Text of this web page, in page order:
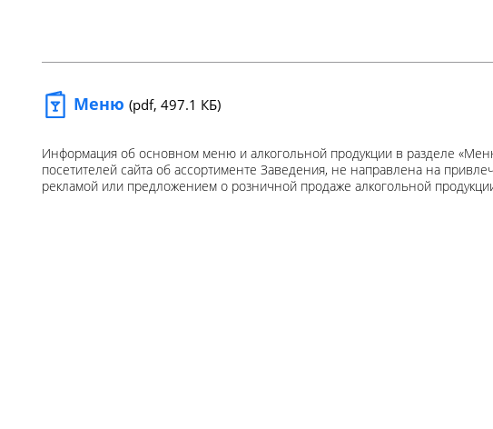
Меню (pdf, 497.1 КБ)
Информация об основном меню и алкогольной продукции в разделе
посетителей сайта об ассортименте Заведения, не направлена на
рекламой или предложением о розничной продаже алкогольной